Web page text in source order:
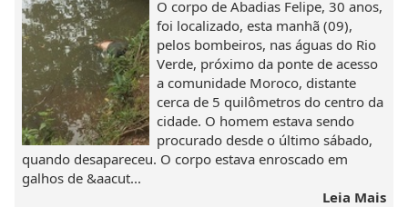
O corpo de Abadias Felipe, 30 anos,
foi localizado, esta manhã (09),
pelos bombeiros, nas águas do Rio
Verde, próximo da ponte de acesso
a comunidade Moroco, distante
cerca de 5 quilômetros do centro da
cidade. O homem estava sendo
procurado desde o último sábado,
quando desapareceu. O corpo estava enroscado em
galhos de &aacut...
Leia Mais